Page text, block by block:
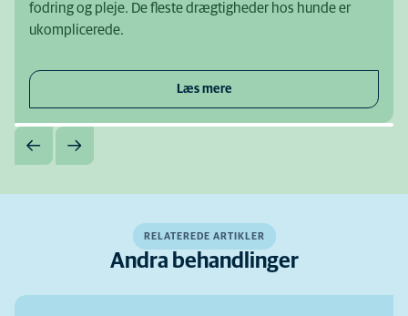
fodring og pleje. De fleste drægtigheder hos hunde er
ukomplicerede.
Læs mere
RELATEREDE ARTIKLER
Andra behandlinger